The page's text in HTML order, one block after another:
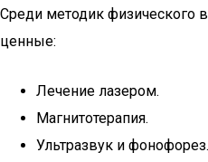
Среди методик физического
ценные:
Лечение лазером.
Магнитотерапия.
Ультразвук и фонофорез.